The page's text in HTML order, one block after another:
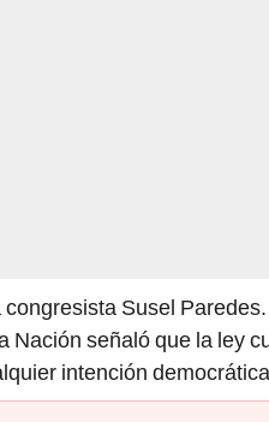
congresista Susel
Nación señaló que la ley
intención